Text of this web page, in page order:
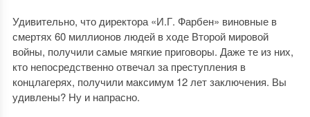
Удивительно, что директора «И.Г. Фарбен» виновные в
смертях 60 миллионов людей в ходе Второй мировой
войны, получили самые мягкие приговоры. Даже те из них,
кто непосредственно отвечал за преступления в
концлагерях, получили максимум 12 лет заключения. Вы
удивлены? Ну и напрасно.